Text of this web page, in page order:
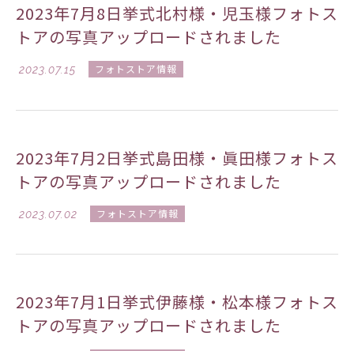
2023年7月8日挙式北村様・児玉様フォトス
トアの写真アップロードされました
2023.07.15 フォトストア情報
2023年7月2日挙式島田様・眞田様フォトス
トアの写真アップロードされました
2023.07.02 フォトストア情報
2023年7月1日挙式伊藤様・松本様フォトス
トアの写真アップロードされました